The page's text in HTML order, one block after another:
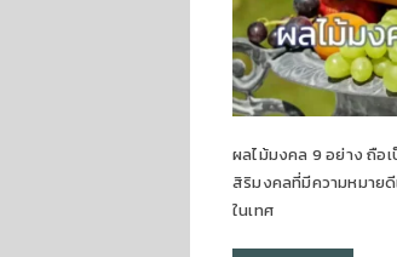
ผลไม้มงคล 9 อย่าง ถือ
สิริมงคลที่มีความหมายดี
ในเทศ